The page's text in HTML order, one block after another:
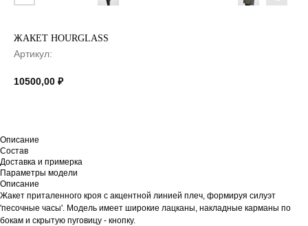
ЖАКЕТ HOURGLASS
Артикул:
10500,00 ₽
Описание
Состав
Доставка и примерка
Параметры модели
Описание
Жакет приталенного кроя с акцентной линией плеч, формируя силуэт
'песочные часы'. Модель имеет широкие лацканы, накладные карманы по
бокам и скрытую пуговицу - кнопку.